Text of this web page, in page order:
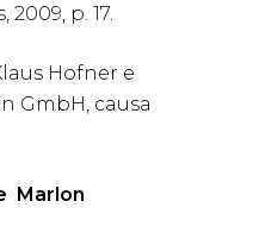
p. 17.
Hofner e
GmbH, causa
Marlon